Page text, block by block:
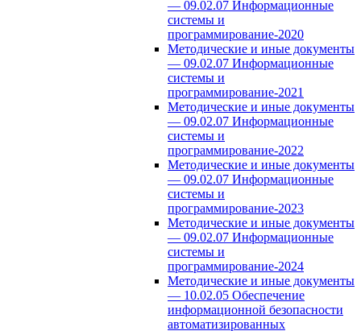
— 09.02.07 Информационные
системы и
программирование-2020
Методические и иные документы
— 09.02.07 Информационные
системы и
программирование-2021
Методические и иные документы
— 09.02.07 Информационные
системы и
программирование-2022
Методические и иные документы
— 09.02.07 Информационные
системы и
программирование-2023
Методические и иные документы
— 09.02.07 Информационные
системы и
программирование-2024
Методические и иные документы
— 10.02.05 Обеспечение
информационной безопасности
автоматизированных